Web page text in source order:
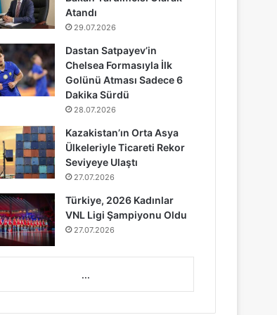
Atandı
29.07.2026
Dastan Satpayev’in
Chelsea Formasıyla İlk
Golünü Atması Sadece 6
Dakika Sürdü
28.07.2026
Kazakistan’ın Orta Asya
Ülkeleriyle Ticareti Rekor
Seviyeye Ulaştı
27.07.2026
Türkiye, 2026 Kadınlar
VNL Ligi Şampiyonu Oldu
27.07.2026
...